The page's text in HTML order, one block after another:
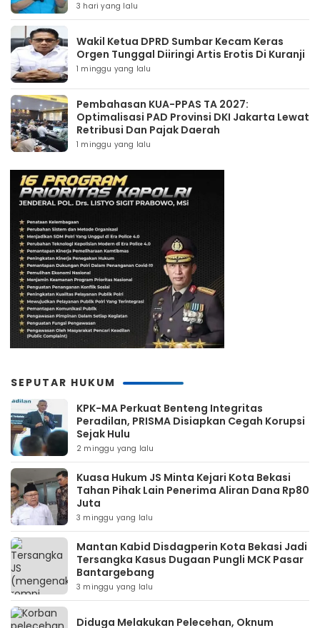
3 hari yang lalu
Wakil Ketua DPRD Sumbar Kecam Keras
Orgen Tunggal Diiringi Artis Erotis Di Kuranji
1 minggu yang lalu
Pembahasan KUA-PPAS TA 2027:
Optimalisasi PAD Provinsi DKI Jakarta Lewat
Retribusi Dan Pajak Daerah
1 minggu yang lalu
SEPUTAR HUKUM
KPK-MA Perkuat Benteng Integritas
Peradilan, PRISMA Disiapkan Cegah Korupsi
Sejak Hulu
2 minggu yang lalu
Kuasa Hukum JS Minta Kejari Kota Bekasi
Tahan Pihak Lain Penerima Aliran Dana Rp80
Juta
3 minggu yang lalu
Mantan Kabid Disdagperin Kota Bekasi Jadi
Tersangka Kasus Dugaan Pungli MCK Pasar
Bantargebang
3 minggu yang lalu
Diduga Melakukan Pelecehan, Oknum